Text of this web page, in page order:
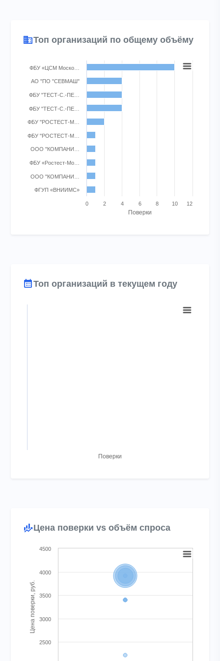
Топ организаций по общему объёму
Bar chart with 10 bars.
View as data table, Chart
The chart has 1 X axis displaying categories.
The chart has 1 Y axis displaying Поверки. Range: 0 to 12.
Поверки
ФБУ «ЦСМ Моско…
АО "ПО "СЕВМАШ"
ФБУ "ТЕСТ-С.-ПЕ…
ФБУ "ТЕСТ-С.-ПЕ…
ФБУ "РОСТЕСТ-М…
ФБУ "РОСТЕСТ-М…
ООО "КОМПАНИ…
ФБУ «Ростест-Мо…
ООО "КОМПАНИ…
ФГУП «ВНИИМС»
0 2 4 6 8 10 12
Топ организаций в текущем году
Chart
Поверки
Цена поверки vs объём спроса
Chart
Bubble chart with 9 bubbles. Bubble charts are scatter charts
View as data table, Chart
The chart has 1 X axis displaying Поверок за год. Range: -0.5
The chart has 1 Y axis displaying Цена поверки, руб.. Range:
Цена поверки, руб.
2500
3000
3500
4000
4500